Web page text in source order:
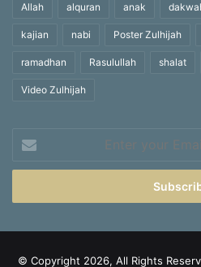
Allah alquran anak
kajian nabi Poster Zulhijah
ramadhan Rasulullah shalat
Video Zulhijah
your
Email
© Copyright 2026, All Rights